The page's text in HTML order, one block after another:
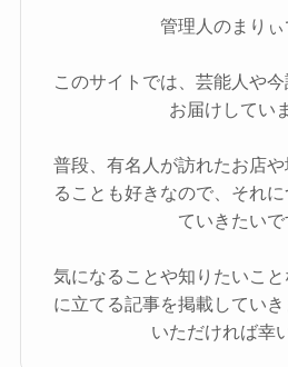
管理人のまりぃ
このサイトでは、芸能人や
お届けしてい
普段、有名人が訪れたお店
ることも好きなので、それ
ていきたいで
気になることや知りたいこ
に立てる記事を掲載してい
いただければ幸